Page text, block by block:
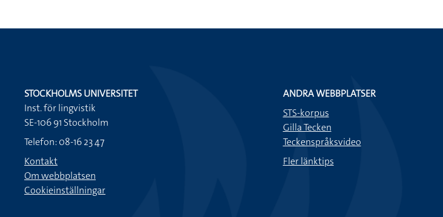
STOCKHOLMS UNIVERSITET
Inst. för lingvistik
SE-106 91 Stockholm
Telefon: 08-16 23 47
Kontakt
Om webbplatsen
Cookieinställningar
ANDRA WEBBPLATSER
STS-korpus
Gilla Tecken
Teckenspråksvideo
Fler länktips